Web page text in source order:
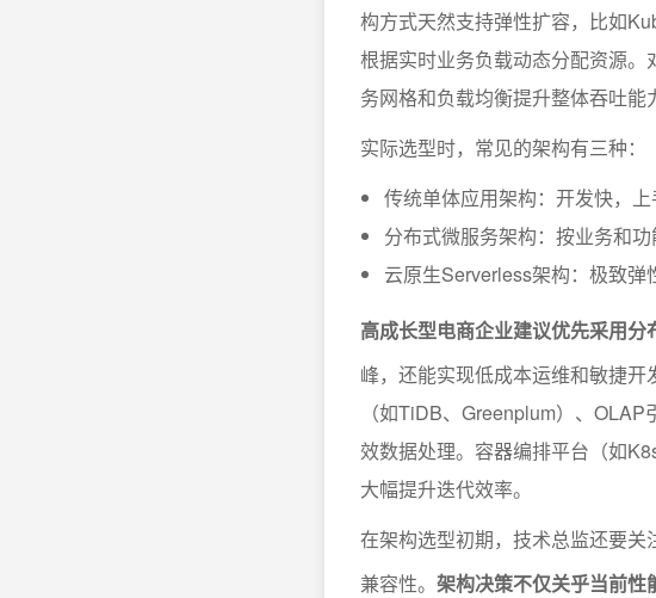
构方式天然支持弹性扩容，比如
根据实时业务负载动态分配资源
务网格和负载均衡提升整体吞吐能
实际选型时，常见的架构有三种：
传统单体应用架构：开发快，
分布式微服务架构：按业务和
云原生Serverless架构：极致弹
高成长型电商企业建议优先采用
峰，还能实现低成本运维和敏捷
（如TiDB、Greenplum）、
效数据处理。容器编排平台（如
大幅提升迭代效率。
在架构选型初期，技术总监还要
兼容性。 架构决策不仅关乎当前性